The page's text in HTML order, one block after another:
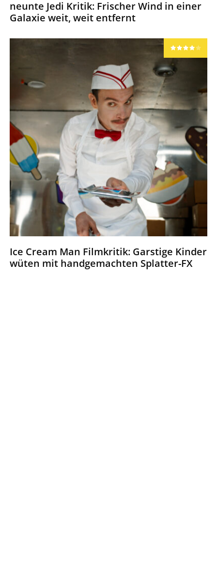
neunte Jedi Kritik: Frischer Wind in einer
Galaxie weit, weit entfernt
Ice Cream Man Filmkritik: Garstige Kinder
wüten mit handgemachten Splatter-FX